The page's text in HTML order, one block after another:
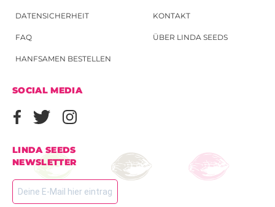
DATENSICHERHEIT
FAQ
HANFSAMEN BESTELLEN
KONTAKT
ÜBER LINDA SEEDS
SOCIAL MEDIA
LINDA SEEDS
NEWSLETTER